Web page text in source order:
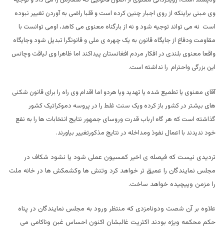
وی مبنی براینکه از روی اجبار چنین کرده است و قلبا راضی به آوردن تغییر نبوده
است نه می تواند توجیه شود و نه از بارگناه معنوی می کاهد، اومی توانست با
مقاومت ودفاع از جایگاه قانون به یک چهره ی ملی و قانونگرا تبدیل شود وجایگاه
واقعا معنوی بلندی در افکار مردم افغانستان پیداکند اما ظاهرا وی لیاقت وچانس
این بزرگی واحترام را نداشته است.
آقای معنوی یا تطمیع شده یا تهدید ویا هردو اما اقدام وی راه را برای قانون شکنی
های بیشتر در کشور باز کرده ویک سنت غلط را در پروسه دموکراتیک کشور
گذاشته است که هر گاه ارباب قدرت وروسای جمهور نتایج انتخابات ها را به نفع
خود ندیدند با اعمال نفوذ ومداخله در نتایج مذکورتغییر بیاورند.
تردیدی نیست که فیصله ی اخیر کمسیون عملی شود یا نشود شکاف در
مجلس نمایندگان را عمیق تر خواهد کرد وتنش ها وکشمکش ها در خانه ملت
را مزمن وپیچیده خواهد ساخت.
علاوه بر آن شصت ودونامزدی که منتظر ورود به مجلس نمایندگان در پناه
حکم محکمه ویژه بودند اکثریت غالبشان اکنون احساس غبن وناکامی می